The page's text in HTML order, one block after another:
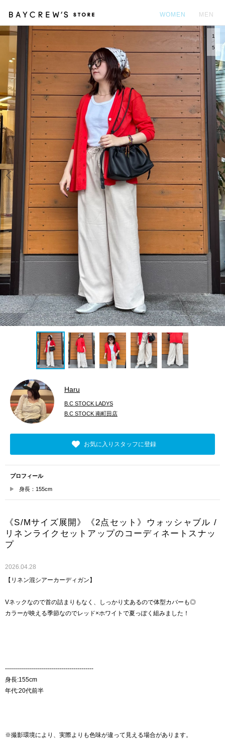
WOMEN MEN
Prev
1
5
Haru
B.C STOCK LADYS
B.C STOCK 南町田店
お気に入りスタッフに登録
プロフィール
身長：155cm
《S/Mサイズ展開》《2点セット》ウォッシャブル /
リネンライクセットアップのコーディネートスナッ
プ
2026.04.28
【リネン混シアーカーディガン】
Vネックなので首の詰まりもなく、しっかり丈あるので体型カバーも◎
カラーが映える季節なのでレッド×ホワイトで夏っぽく組みました！
--------------------------------------------
身長:155cm
年代:20代前半
※撮影環境により、実際よりも色味が違って見える場合があります。